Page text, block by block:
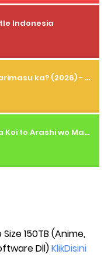
Indonesia
Mou Ichido Fufu ni Narimasu ka? (2026) - 01 Subtitle Indonesia
Natsuiro no Kumo ga Koi to Arashi wo Makiokosu (2026) - 01 Subtitle Indonesia
150TB (Anime,
Dll)KlikDisini